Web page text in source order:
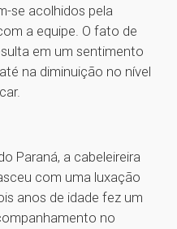
se acolhidos pela
a equipe. O fato de
em um sentimento
na diminuição no nível
Paraná, a cabeleireira
com uma luxação
anos de idade fez um
no